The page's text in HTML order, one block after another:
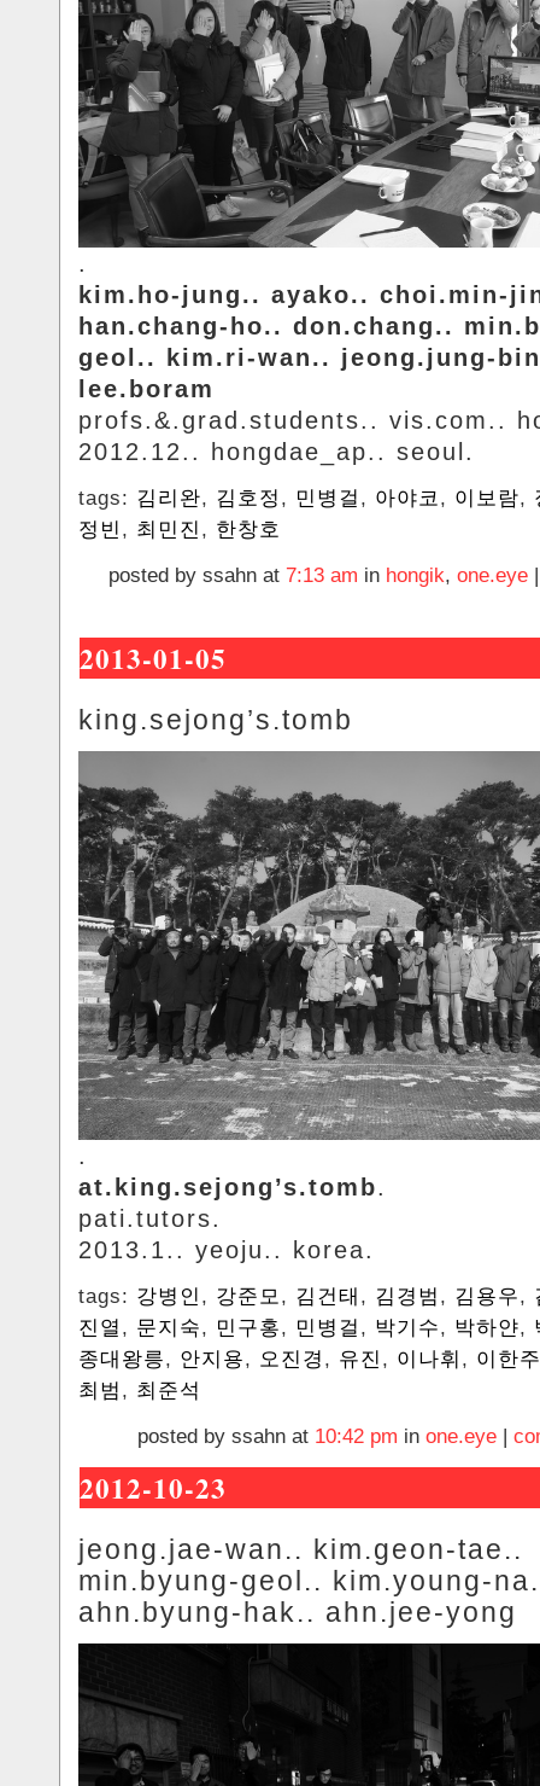
.
kim.ho-jung.. ayako.. choi.min-
han.chang-ho.. don.chang..
geol.. kim.ri-wan.. jeong.jung-
lee.boram
profs.&.grad.students.. vis.com..
2012.12.. hongdae_ap.. seoul.
tags: 김리완, 김호정 , 민병걸 , 아야코, 이보람,
정빈 , 최민진 , 한창호
posted by ssahn at 7:13 am in hongik, one.eye
2013-01-05
king.sejong’s.tomb
.
at.king.sejong’s.tomb.
pati.tutors.
2013.1.. yeoju.. korea.
tags: 강병인 , 강준모, 김건태 , 김경범 , 김용우,
진열 , 문지숙, 민구홍, 민병걸 , 박기수, 박하얀,
종대왕릉, 안지용, 오진경 , 유진 , 이나휘 , 이한주
최범 , 최준석
posted by ssahn at 10:42 pm in one.eye |
2012-10-23
jeong.jae-wan.. kim.geon-tae..
min.byung-geol.. kim.young-
ahn.byung-hak.. ahn.jee-yong